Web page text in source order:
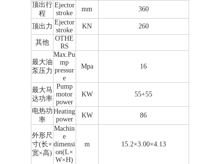
顶出行
程
Ejector
stroke
mm 360
顶出力
Ejector
stroke
KN 260
其他
OTHE
RS
最大油
泵压力
Max.Pu
mp
pressur
e
Mpa 16
最大马
达功率
Pump
motor
power
KW 55+55
电热功
率
Heating
power
KW 86
外形尺
寸(长×
宽×高)
Machin
e
dimensi
on(L×
W×H)
m 15.2×3.00×4.13